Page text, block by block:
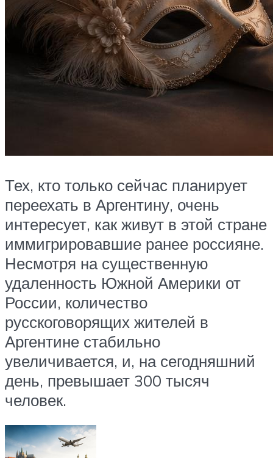
Тех, кто только сейчас планирует
переехать в Аргентину, очень
интересует, как живут в этой стране
иммигрировавшие ранее россияне.
Несмотря на существенную
удаленность Южной Америки от
России, количество
русскоговорящих жителей в
Аргентине стабильно
увеличивается, и, на сегодняшний
день, превышает 300 тысяч
человек.